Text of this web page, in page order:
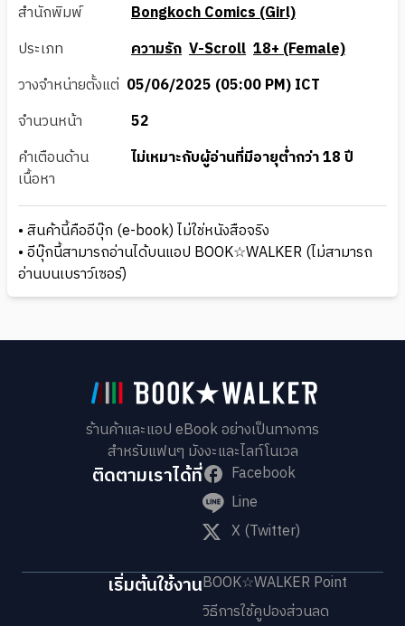
สำนักพิมพ์
Bongkoch Comics (Girl)
ประเภท
ความรัก V-Scroll 18+ (Female)
วางจำหน่ายตั้งแต่ 05/06/2025 (05:00 PM) ICT
จำนวนหน้า
52
คำเตือนด้าน
เนื้อหา
ไม่เหมาะกับผู้อ่านที่มีอายุต่ำกว่า 18 ปี
• สินค้านี้คืออีบุ๊ก (e-book) ไม่ใช่หนังสือจริง
• อีบุ๊กนี้สามารถอ่านได้บนแอป BOOK☆WALKER (ไม่สามารถ
อ่านบนเบราว์เซอร์)
ร้านค้าและแอป eBook อย่างเป็นทางการ
สำหรับแฟนๆ มังงะและไลท์โนเวล
ติดตามเราได้ที่
Facebook
Line
X (Twitter)
เริ่มต้นใช้งานBOOK☆WALKER Point
วิธีการใช้คูปองส่วนลด